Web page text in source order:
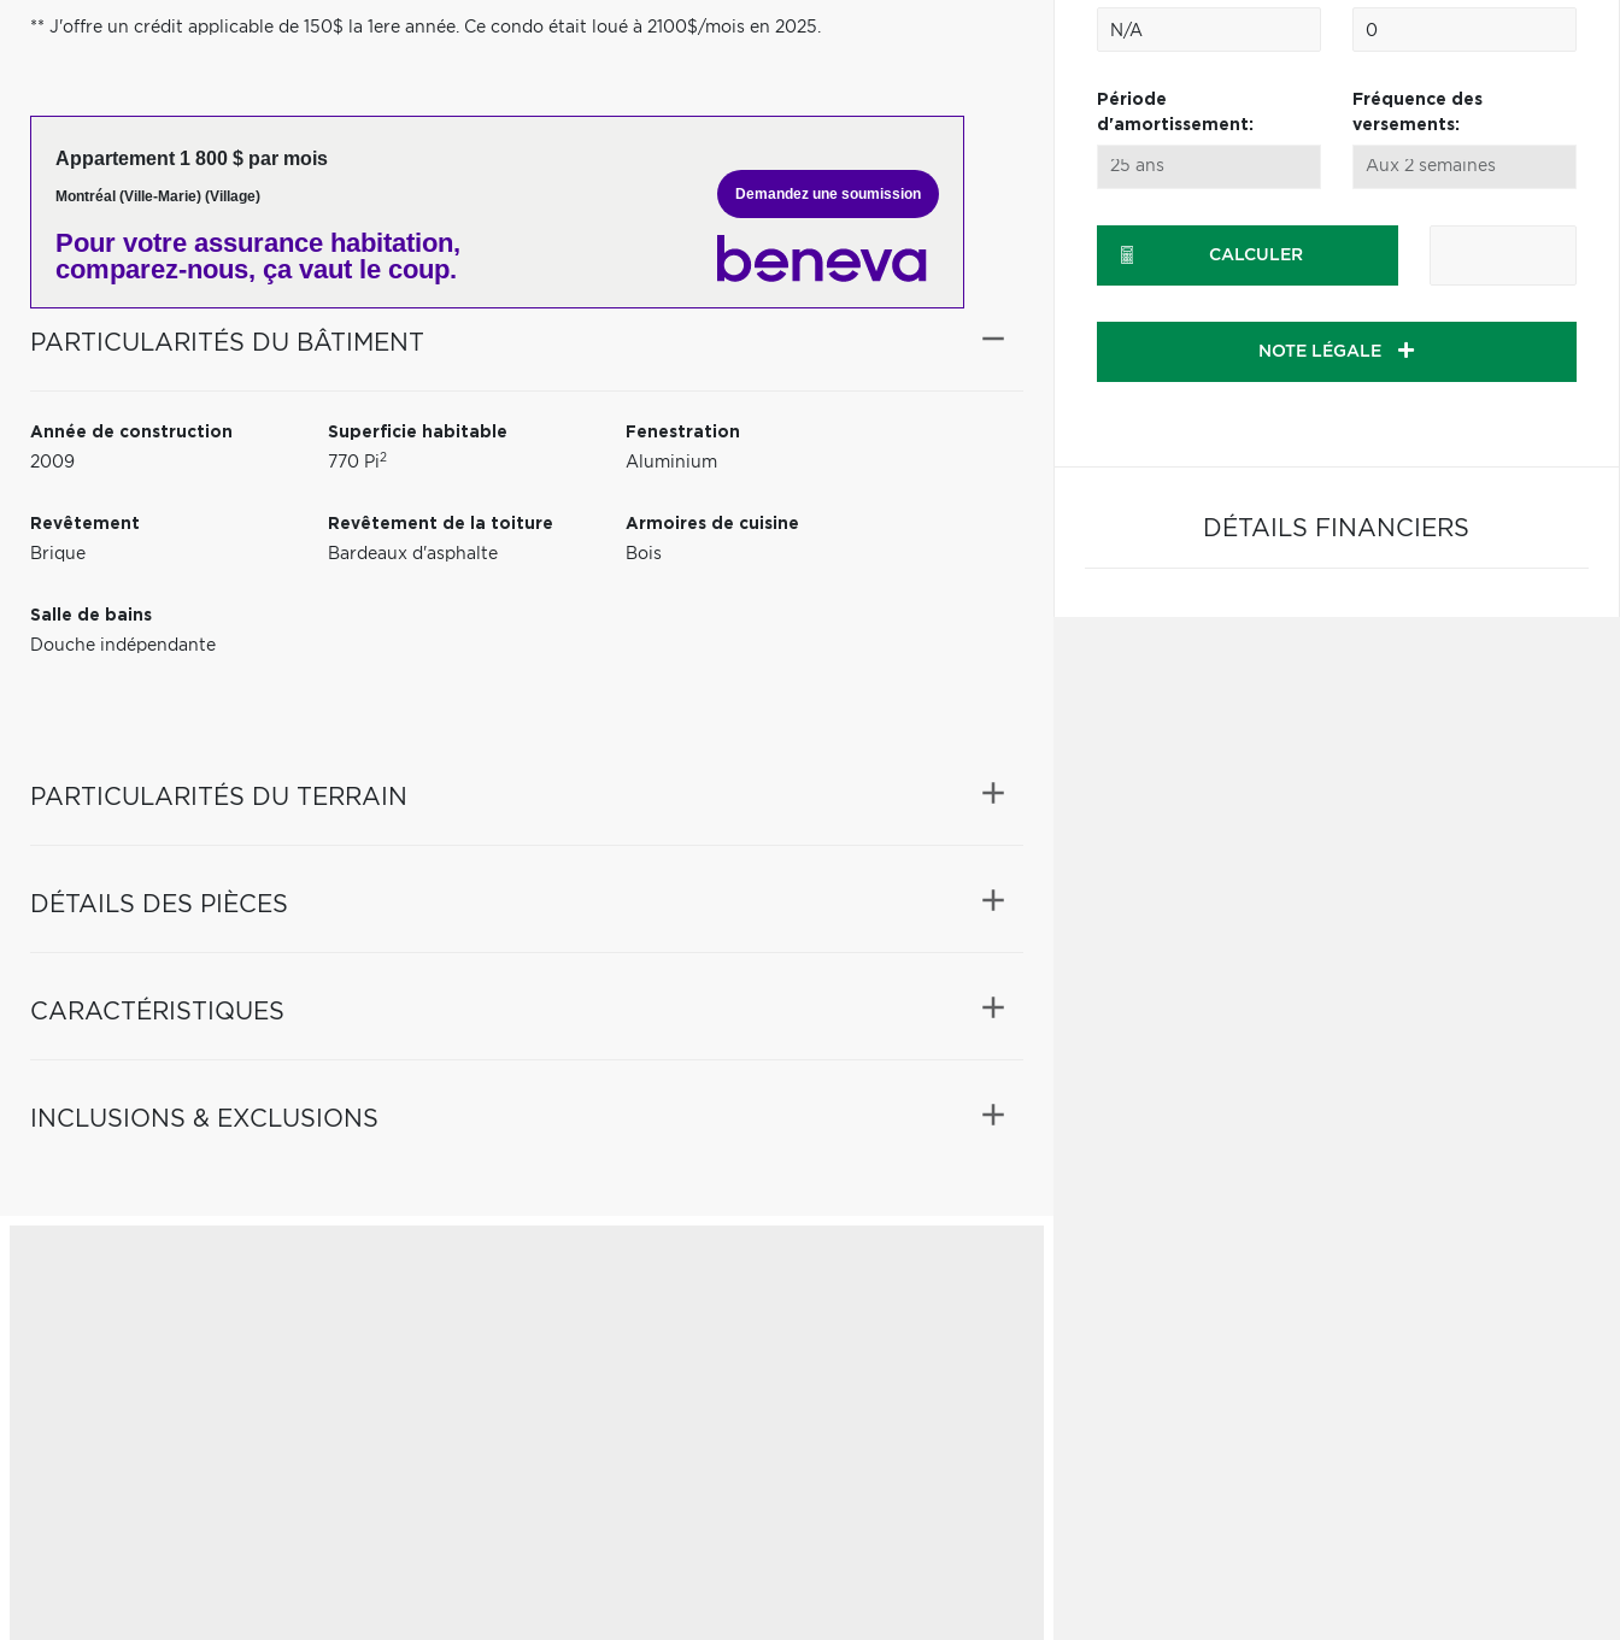
** J'offre un crédit applicable de 150$ la 1ere année. Ce condo était loué à 2100$/mois en 2025.
Appartement 1 800 $ par mois
Montréal (Ville-Marie) (Village)
Pour votre assurance habitation,
comparez-nous, ça vaut le coup.
Demandez une soumission
PARTICULARITÉS DU BÂTIMENT
Année de construction
2009
Superficie habitable
770 Pi2
Fenestration
Aluminium
Revêtement
Brique
Revêtement de la toiture
Bardeaux d'asphalte
Armoires de cuisine
Bois
Salle de bains
Douche indépendante
PARTICULARITÉS DU TERRAIN
DÉTAILS DES PIÈCES
CARACTÉRISTIQUES
INCLUSIONS & EXCLUSIONS
Période
d'amortissement:
Fréquence des
versements:
CALCULER
NOTE LÉGALE
DÉTAILS FINANCIERS